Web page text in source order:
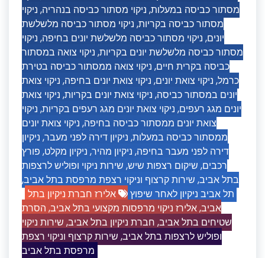
מסתור כביסה במעלות, ניקוי מסתור כביסה בנהריה, ניקוי
מסתור כביסה בקריות, ניקוי מסתור כביסה מלשלשת
יונים, ניקוי מסתור כביסה מלשלשת יונים בחיפה, ניקוי
מסתור כביסה מלשלשת יונים בקריות, ניקוי צואה במסתור
כביסה בקרית חיים, ניקוי צואה ממסתור כביסה בטירת
כרמל, ניקוי צואת יונים, ניקוי צואת יונים בחיפה, ניקוי צואת
יונים במסתור כביסה, ניקוי צואת יונים בקריות, ניקוי צואת
יונים מגג רעפים, ניקוי צואת יונים מגג רעפים בקריות, ניקוי
צואת יונים ממסתור כביסה בחיפה, ניקוי צואת יונים
ממסתור כביסה במעלות, ניקיון דירה לפני מעבר, ניקיון
דירה לפני מעבר בחיפה, ניקיון מהיר, ניקיון מקלט, פורץ
רכבים, שיקום רצפות שיש, שירות ניקוי ופוליש לרצפות
בתל אביב, שירות קרצוף וניקוי רצפת מרפסת בתל אביב,
תל אביב ניקיון לאחר שיפוץ
אלירז חברת ניקיון בתל
אביב,אלירז ניקוי מרפסות מקצועי בתל אביב, הסרת
שטיחים בתל אביב, חברת ניקיון בתל אביב, שירות ניקוי
ופוליש לרצפות בתל אביב, שירות קרצוף וניקוי רצפת
מרפסת בתל אביב